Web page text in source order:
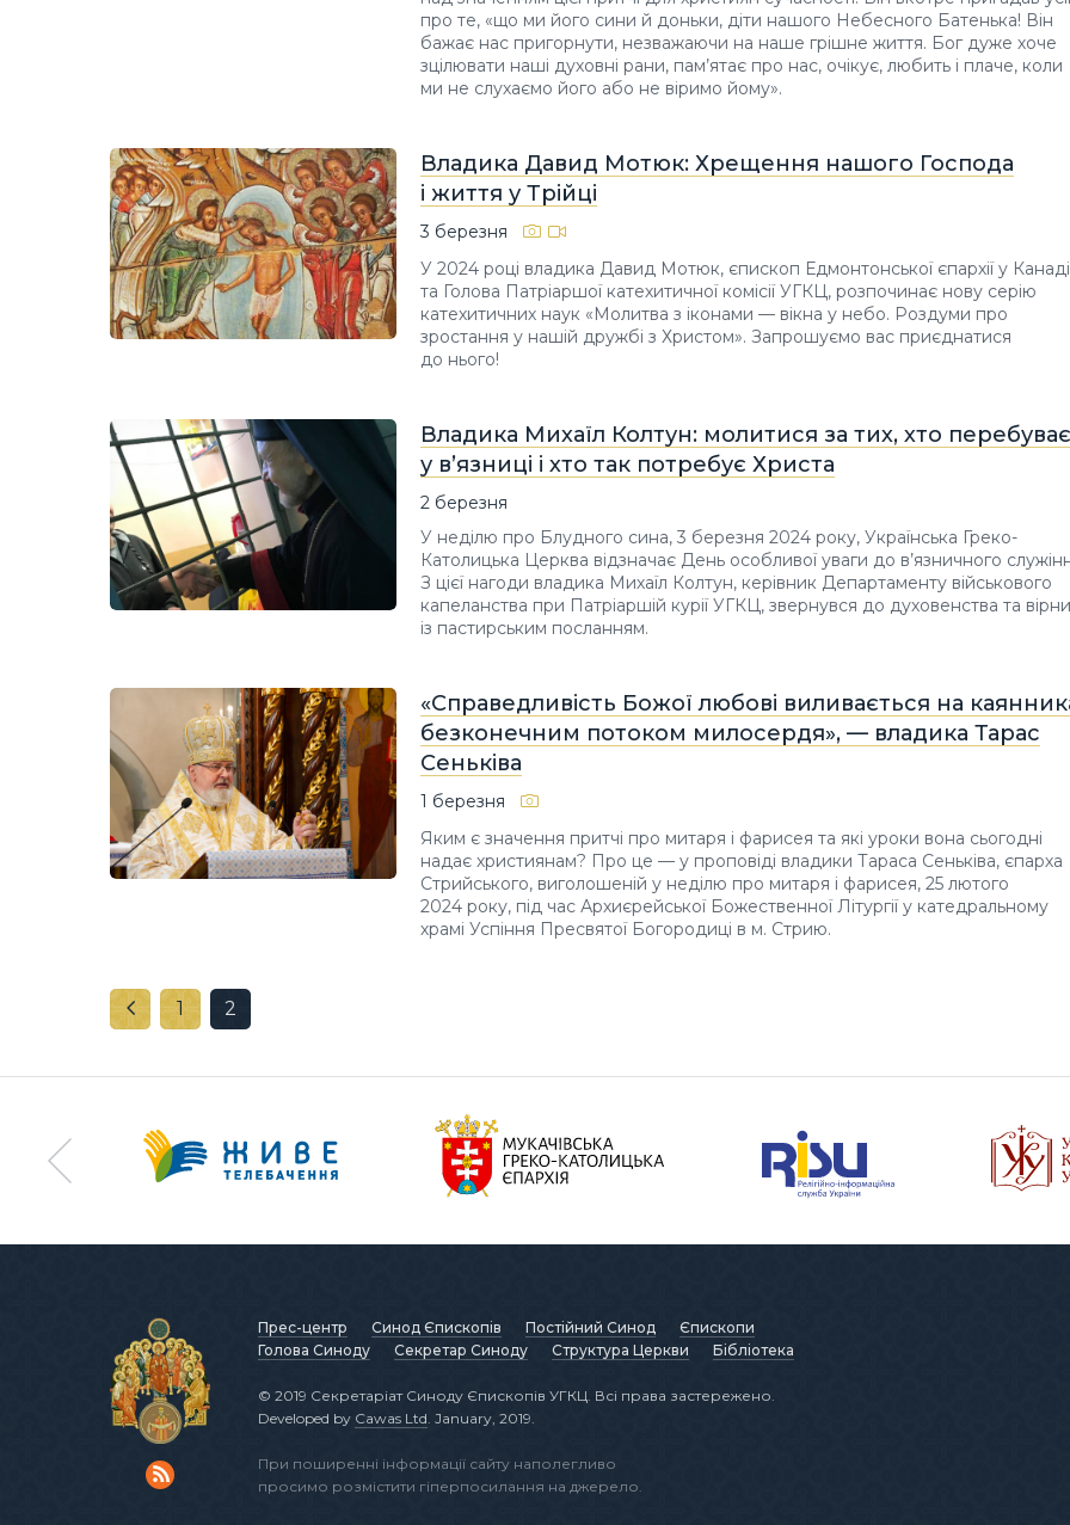
про те, «що ми його сини й доньки, діти нашого Небесного Батенька! Він
бажає нас пригорнути, незважаючи на наше грішне життя. Бог дуже хоче
зцілювати наші духовні рани, пам’ятає про нас, очікує, любить і плаче, коли
ми не слухаємо його або не віримо йому».
Владика Давид Мотюк: Хрещення нашого Господа
і життя у Трійці
3 березня
У 2024 році владика Давид Мотюк, єпископ Едмонтонської єпархії у Канаді
та Голова Патріаршої катехитичної комісії УГКЦ, розпочинає нову серію
катехитичних наук «Молитва з іконами — вікна у небо. Роздуми про
зростання у нашій дружбі з Христом». Запрошуємо вас приєднатися
до нього!
Владика Михаїл Колтун: молитися за тих, хто перебуває
у в’язниці і хто так потребує Христа
2 березня
У неділю про Блудного сина, 3 березня 2024 року, Українська Греко-
Католицька Церква відзначає День особливої уваги до в’язничного
З цієї нагоди владика Михаїл Колтун, керівник Департаменту військового
капеланства при Патріаршій курії УГКЦ, звернувся до духовенства та
із пастирським посланням.
«Справедливість Божої любові виливається на
безконечним потоком милосердя», — владика Тарас
Сеньківа
1 березня
Яким є значення притчі про митаря і фарисея та які уроки вона сьогодні
надає християнам? Про це — у проповіді владики Тараса Сеньківа, єпарха
Стрийського, виголошеній у неділю про митаря і фарисея, 25 лютого
2024 року, під час Архиєрейської Божественної Літургії у катедральному
храмі Успіння Пресвятої Богородиці в м. Стрию.
1 2
Прес-центр Синод Єпископів Постійний Синод
Єпископи
Голова Синоду
Секретар Синоду Структура Церкви Бібліотека
© 2019 Секретаріат Синоду Єпископів УГКЦ. Всі права застережено.
Developed by Cawas Ltd. January, 2019.
При поширенні інформації сайту наполегливо
просимо розмістити гіперпосилання на джерело.